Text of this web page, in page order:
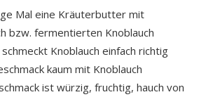
Mal eine Kräuterbutter mit
bzw. fermentierten Knoblauch
Knoblauch einfach richtig
kaum mit Knoblauch
ist würzig, fruchtig, hauch von